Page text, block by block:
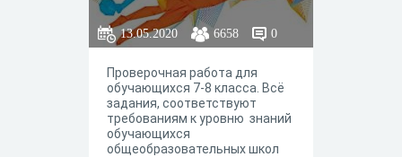
13.05.2020 6658 0
Проверочная работа для
обучающихся 7-8 класса. Всё
задания, соответствуют
требованиям к уровню знаний
обучающихся
общеобразовательных школ